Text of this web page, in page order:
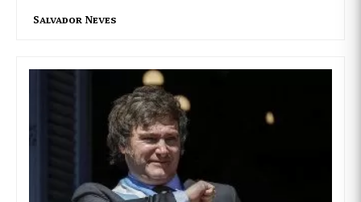
Salvador Neves